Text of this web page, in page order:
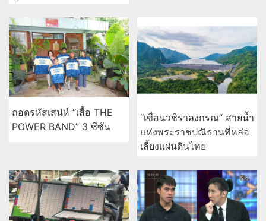
ถอดรหัสเสน่ห์ “เสื้อ THE
POWER BAND” 3 ซีซัน
“เขื่อนวชิราลงกรณ” สายน้ำ
แห่งพระราชปณิธานที่หล่อ
เลี้ยงแผ่นดินไทย